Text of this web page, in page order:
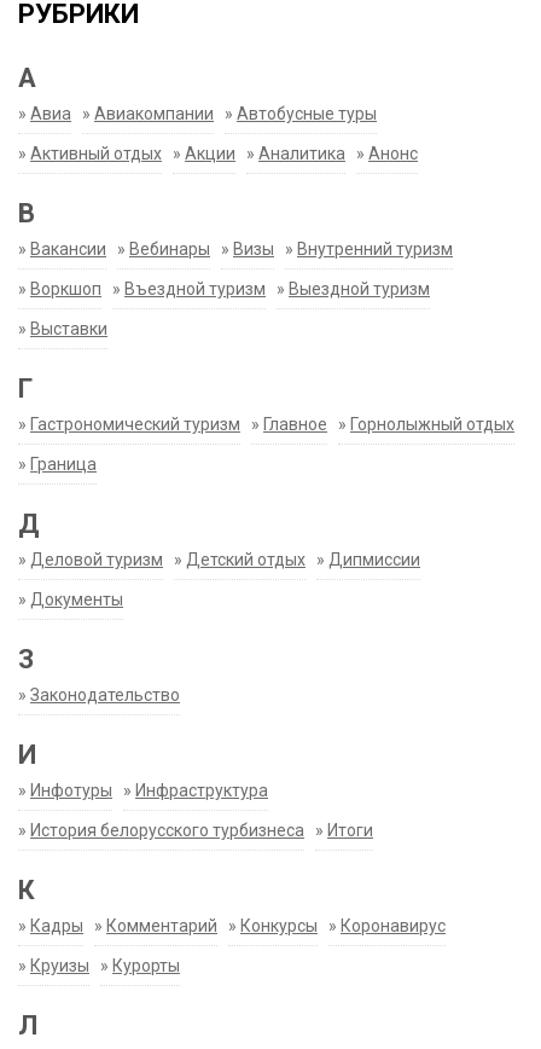
РУБРИКИ
А
» Авиа » Авиакомпании » Автобусные туры
» Активный отдых » Акции » Аналитика » Анонс
В
» Вакансии » Вебинары » Визы » Внутренний туризм
» Воркшоп » Въездной туризм » Выездной туризм
» Выставки
Г
» Гастрономический туризм » Главное » Горнолыжный отдых
» Граница
Д
» Деловой туризм » Детский отдых » Дипмиссии
» Документы
З
» Законодательство
И
» Инфотуры » Инфраструктура
» История белорусского турбизнеса » Итоги
К
» Кадры » Комментарий » Конкурсы » Коронавирус
» Круизы » Курорты
Л